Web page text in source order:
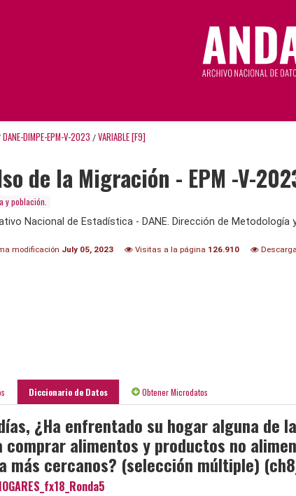
DANE-DIMPE-EPM-V-2023 / VARIABLE [F9]
de la Migración - EPM -V-
y población.
Nacional de Estadística - DANE. Dirección de Metodología
modificación July 05, 2023 Visitas a la página 126.910
Diccionario de Datos Obtener Microdatos
¿Ha enfrentado su hogar alguna de
alimentos y productos no
más cercanos? (selección múltiple)